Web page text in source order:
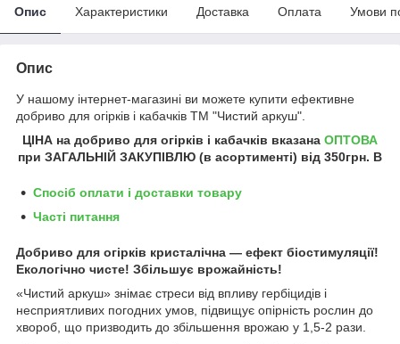
Опис Характеристики Доставка Оплата Умови
Опис
У нашому інтернет-магазині ви можете купити ефективне
добриво для огірків і кабачків ТМ "Чистий аркуш".
ЦІНА на добриво для огірків і кабачків вказана ОПТОВА
при ЗАГАЛЬНІЙ ЗАКУПІВЛЮ (в асортименті) від 350грн. В
Спосіб оплати і доставки товару
Часті питання
Добриво для огірків кристалічна ― ефект біостимуляції!
Екологічно чисте! Збільшує врожайність!
«Чистий аркуш» знімає стреси від впливу гербіцидів і
несприятливих погодних умов, підвищує опірність рослин до
хвороб, що призводить до збільшення врожаю у 1,5-2 рази.